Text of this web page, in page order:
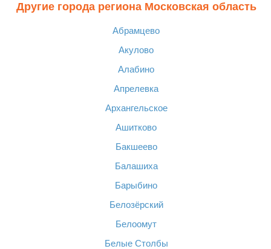
Другие города региона Московская область
Абрамцево
Акулово
Алабино
Апрелевка
Архангельское
Ашитково
Бакшеево
Балашиха
Барыбино
Белозёрский
Белоомут
Белые Столбы